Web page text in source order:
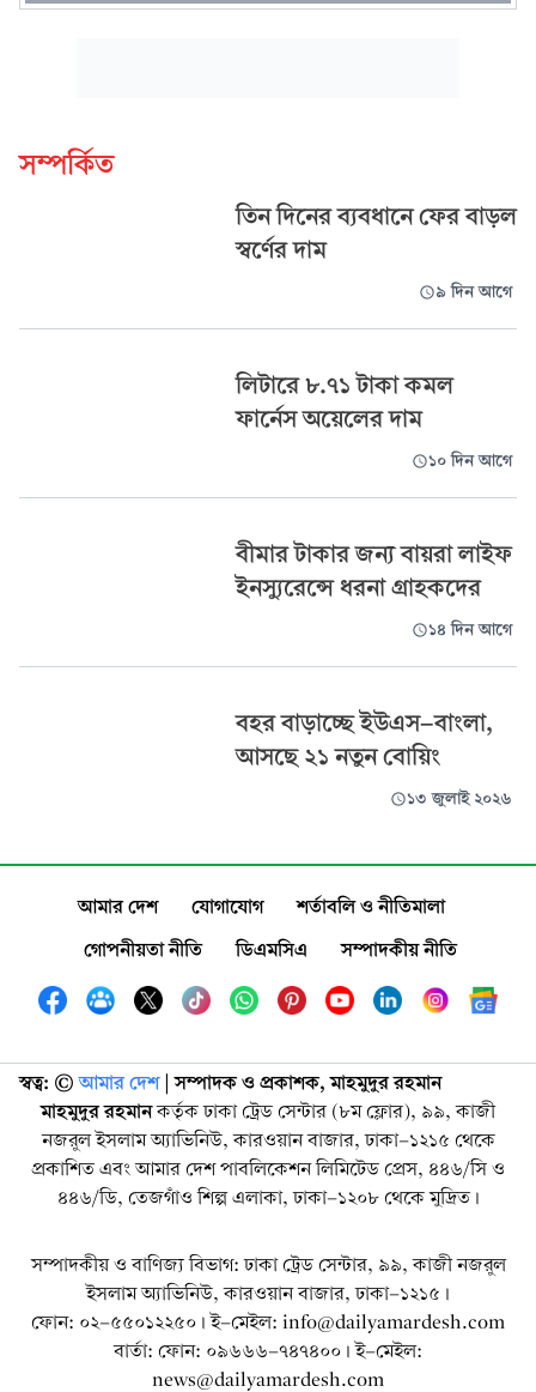
সম্পর্কিত
তিন দিনের ব্যবধানে ফের বাড়ল
স্বর্ণের দাম
৯ দিন আগে
লিটারে ৮.৭১ টাকা কমল
ফার্নেস অয়েলের দাম
১০ দিন আগে
বীমার টাকার জন্য বায়রা লাইফ
ইনস্যুরেন্সে ধরনা গ্রাহকদের
১৪ দিন আগে
বহর বাড়াচ্ছে ইউএস-বাংলা,
আসছে ২১ নতুন বোয়িং
১৩ জুলাই ২০২৬
আমার দেশ যোগাযোগ
শর্তাবলি ও নীতিমালা
গোপনীয়তা নীতি
ডিএমসিএ সম্পাদকীয় নীতি
স্বত্ব: ©️ আমার দেশ| সম্পাদক ও প্রকাশক, মাহমুদুর রহমান
মাহমুদুর রহমানকর্তৃক ঢাকা ট্রেড সেন্টার (৮ম ফ্লোর), ৯৯, কাজী
নজরুল ইসলাম অ্যাভিনিউ, কারওয়ান বাজার, ঢাকা-১২১৫ থেকে
প্রকাশিত এবং আমার দেশ পাবলিকেশন লিমিটেড প্রেস, ৪৪৬/সি ও
৪৪৬/ডি, তেজগাঁও শিল্প এলাকা, ঢাকা-১২০৮ থেকে মুদ্রিত।
সম্পাদকীয় ও বাণিজ্য বিভাগ: ঢাকা ট্রেড সেন্টার, ৯৯, কাজী নজরুল
ইসলাম অ্যাভিনিউ, কারওয়ান বাজার, ঢাকা-১২১৫।
ফোন: ০২-৫৫০১২২৫০। ই-মেইল: info@dailyamardesh.com
বার্তা: ফোন: ০৯৬৬৬-৭৪৭৪০০। ই-মেইল:
news@dailyamardesh.com